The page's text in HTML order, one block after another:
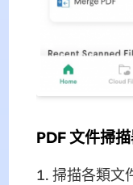
PDF 文件掃
掃描各類文